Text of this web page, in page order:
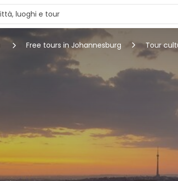
Free tours in Johannesburg Tour